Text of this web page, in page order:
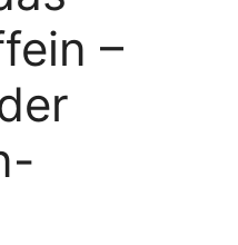
–